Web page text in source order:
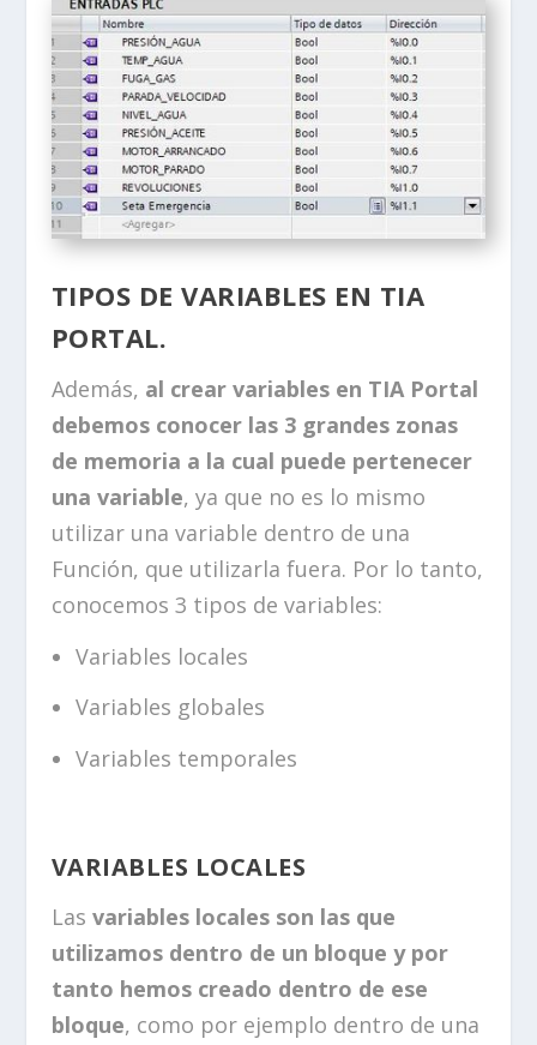
TIPOS DE VARIABLES EN TIA
PORTAL.
Además, al crear variables en TIA Portal
debemos conocer las 3 grandes zonas
de memoria a la cual puede pertenecer
una variable, ya que no es lo mismo
utilizar una variable dentro de una
Función, que utilizarla fuera. Por lo tanto,
conocemos 3 tipos de variables:
Variables locales
Variables globales
Variables temporales
VARIABLES LOCALES
Las variables locales son las que
utilizamos dentro de un bloque y por
tanto hemos creado dentro de ese
bloque, como por ejemplo dentro de una